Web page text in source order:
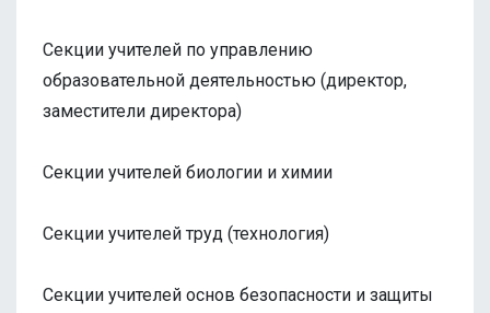
Секции учителей по управлению
образовательной деятельностью (директор,
заместители директора)
Секции учителей биологии и химии
Секции учителей труд (технология)
Секции учителей основ безопасности и защиты